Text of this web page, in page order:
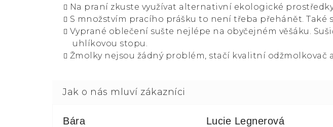
Na praní zkuste využívat alternativní ekologické
S množstvím pracího prášku to není třeba přehánět. Také
Vyprané oblečení sušte nejlépe na obyčejném věšáku.
uhlíkovou stopu.
Žmolky nejsou žádný problém, stačí kvalitní odžmolkovač
Bára Lucie Legnerová